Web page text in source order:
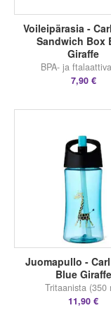
Voileipärasia -
Sandwich Box
Giraffe
BPA- ja
7,90 €
Juomapullo -
Blue Giraffe
Tritaanista (350
11,90 €